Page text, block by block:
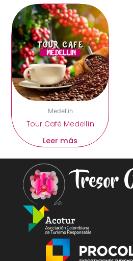
Medellín
Tour Café Medellín
Leer más